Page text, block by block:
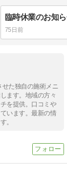
臨時休業のお知
75日前
せた独自の施術メニ
ます。地域の方々
を提供。口コミや
います。最新の情
。